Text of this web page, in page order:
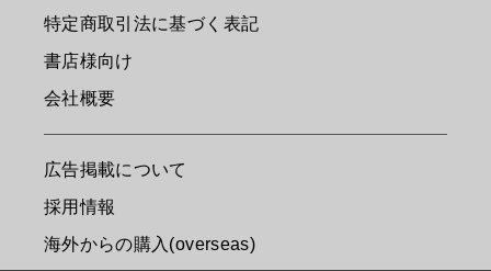
特定商取引法に基づく表記
書店様向け
会社概要
広告掲載について
採用情報
海外からの購入(overseas)